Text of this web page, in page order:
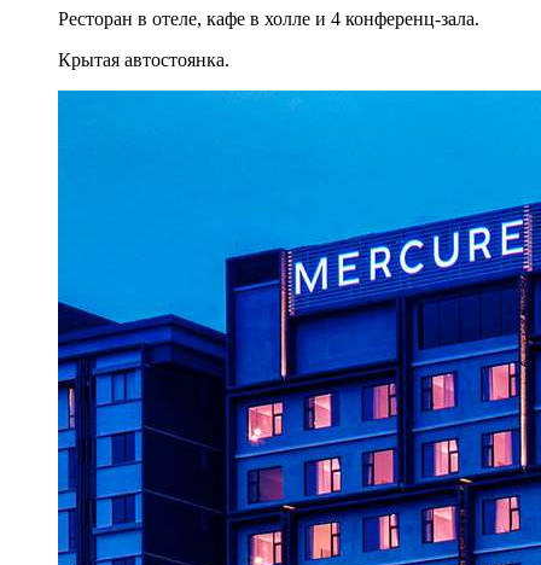
Ресторан в отеле, кафе в холле и 4 конференц-зала.
Крытая автостоянка.